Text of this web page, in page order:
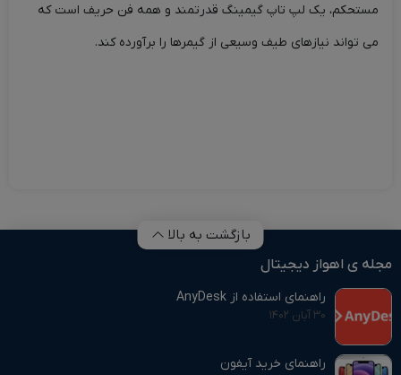
مستحکم، یک لپ تاپ گیمینگ قدرتمند و همه فن حریف است که
می تواند نیازهای طیف وسیعی از گیمرها را برآورده کند.
بازگشت به بالا
مجله ی اهواز دیجیتال
راهنمای استفاده از AnyDesk
۳۰ آبان ۱۴۰۲
راهنمای خرید آیفون